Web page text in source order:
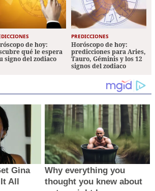
de hoy:
qué le espera
signo del zodiaco
PREDICCIONES
Horóscopo de hoy:
predicciones para Aries,
Tauro, Géminis y los 12
signos del zodiaco
Gina
All
Why everything you
thought you knew about